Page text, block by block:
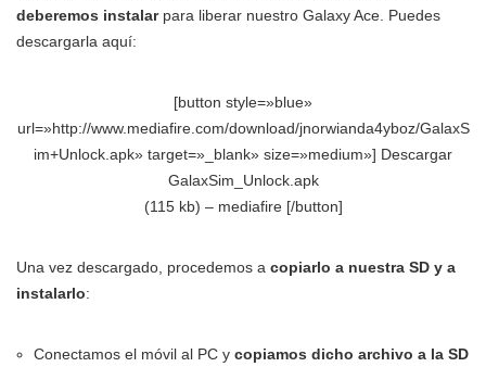
deberemos instalarpara liberar nuestro Galaxy Ace. Puedes
descargarla aquí:
[button style=»blue»
url=»http://www.mediafire.com/download/jnorwianda4yboz/GalaxS
im+Unlock.apk» target=»_blank» size=»medium»] Descargar
GalaxSim_Unlock.apk
(115 kb) – mediafire [/button]
Una vez descargado, procedemos a copiarlo a nuestra SD y a
instalarlo:
Conectamos el móvil al PC y copiamos dicho archivo a la SD